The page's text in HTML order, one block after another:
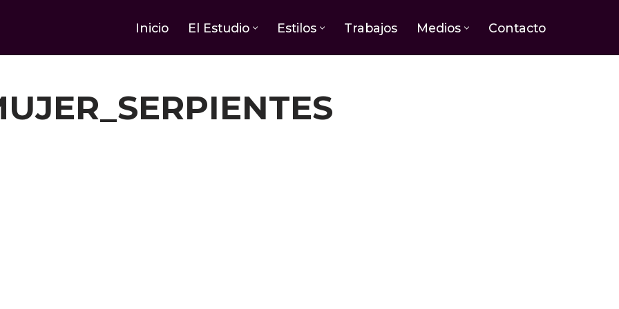
Inicio El Estudio Estilos Trabajos Medios Contacto